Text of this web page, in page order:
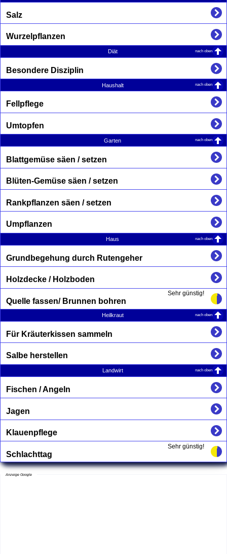
Salz
Wurzelpflanzen
Diät nach oben
Besondere Disziplin
Haushalt nach oben
Fellpflege
Umtopfen
Garten nach oben
Blattgemüse säen / setzen
Blüten-Gemüse säen / setzen
Rankpflanzen säen / setzen
Umpflanzen
Haus nach oben
Grundbegehung durch Rutengeher
Holzdecke / Holzboden
Sehr günstig!
Quelle fassen/ Brunnen bohren
Heilkraut nach oben
Für Kräuterkissen sammeln
Salbe herstellen
Landwirt nach oben
Fischen / Angeln
Jagen
Klauenpflege
Sehr günstig!
Schlachttag
Anzeige Google